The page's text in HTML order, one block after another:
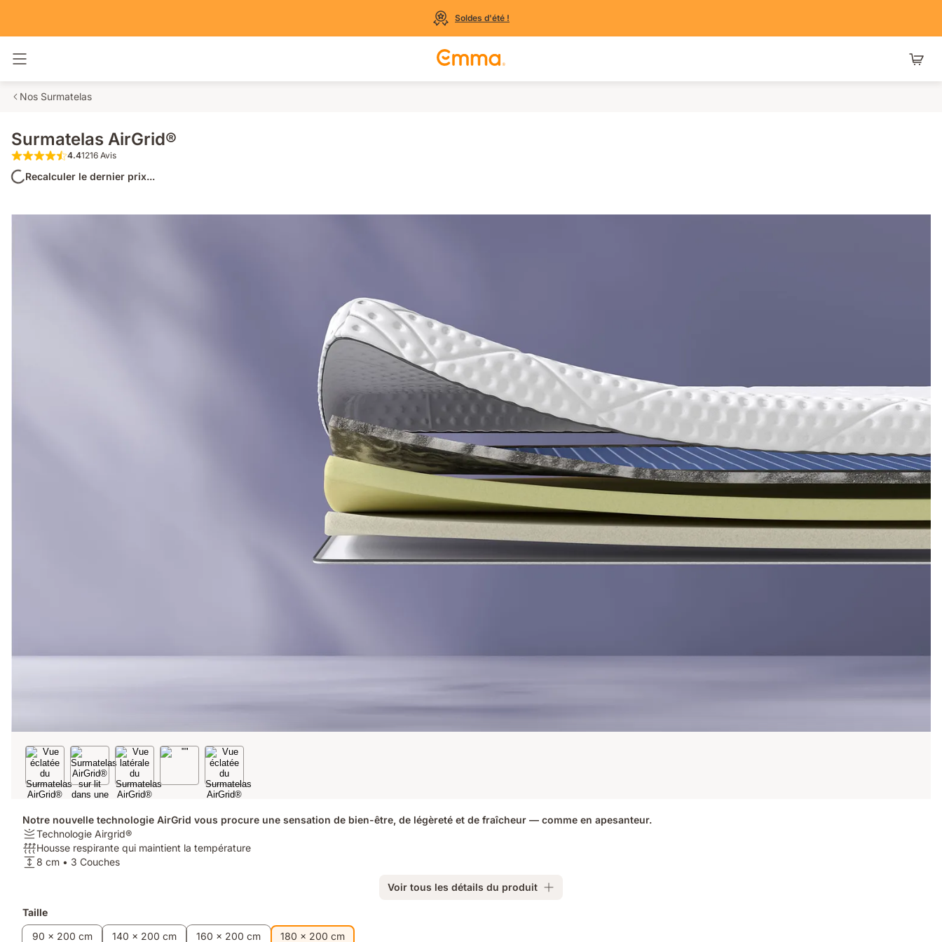
Soldes d'été !
Nos Surmatelas
Surmatelas AirGrid®
4.4 étoiles sur 5 1216 Avis
4.41216 Avis
Recalculer le dernier prix...
Notre nouvelle technologie AirGrid vous procure une sensation de bien-être, de légèreté et de fraîcheur — comme en apesanteur.
Fermeté:
Technologie
Airgrid®
Technologie Airgrid®
Respirabilité:
Housse
la
température
Housse respirante qui maintient la température
Hauteur:
3
Couches
8 cm • 3 Couches
Voir tous les détails du produit
Produits
supplémentaires
Taille
90 x 200 cm
140 x 200 cm 160 x 200 cm
180 x 200 cm